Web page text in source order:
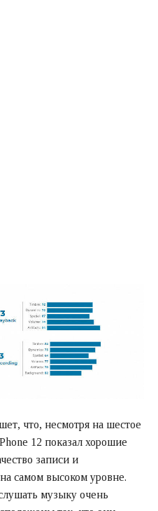
что, несмотря на шестое
12 показал хорошие
записи и
самом высоком уровне.
музыку очень